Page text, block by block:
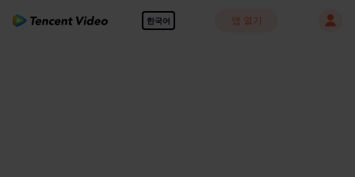
한국어 앱 열기